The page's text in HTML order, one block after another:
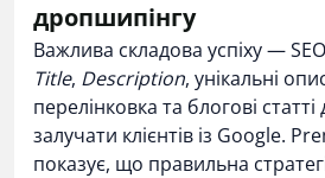
дропшипінгу
Важлива складова успіху —
Title, Description, унікальні
перелінковка та блогові
залучати клієнтів із Google.
показує, що правильна